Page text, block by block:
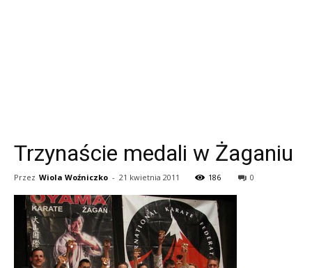
Trzynaście medali w Żaganiu
Przez Wiola Woźniczko - 21 kwietnia 2011 186 0